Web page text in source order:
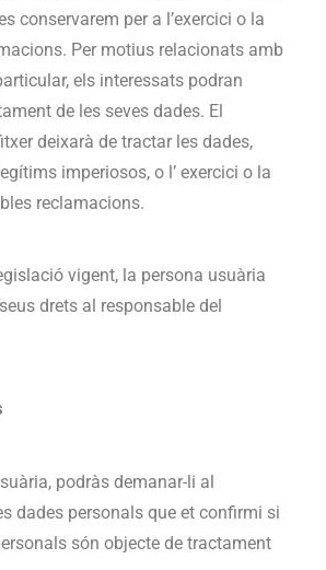
conservarem per a l’exercici o la
Per motius relacionats amb
els interessats podran
de les seves dades. El
deixarà de tractar les dades,
imperiosos, o l’ exercici o la
reclamacions.
vigent, la persona usuària
drets al responsable del
podràs demanar-li al
dades personals que et confirmi si
són objecte de tractament